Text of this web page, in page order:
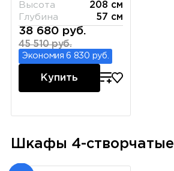
Высота
208 см
Глубина
57 см
38 680 руб.
45 510 руб.
Экономия 6 830 руб.
Купить
Шкафы 4-створчатые